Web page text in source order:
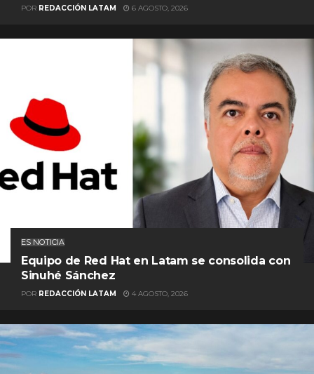
POR REDACCIÓN LATAM 6 AGOSTO, 2026
ES NOTICIA
Equipo de Red Hat en Latam se consolida con
Sinuhé Sánchez
POR REDACCIÓN LATAM 4 AGOSTO, 2026